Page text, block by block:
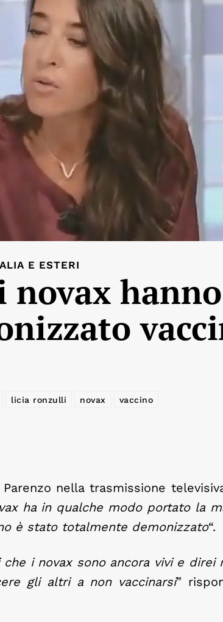
E ESTERI
novax hanno
licia ronzulli novax vaccino
nella trasmissione
ha in qualche modo portato la
è stato totalmente demonizzato“.
i novax sono ancora vivi e direi
gli altri a non vaccinarsi”